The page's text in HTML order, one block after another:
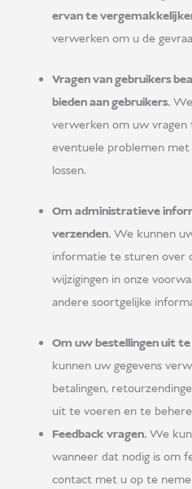
ervan te
verwerken om u de
Vragen van gebruikers
bieden aan gebruikers.
verwerken om uw
eventuele problemen met
lossen.
Om administratieve
verzenden. We kunnen
informatie te sturen over
wijzigingen in onze
andere soortgelijke
Om uw bestellingen uit
kunnen uw gegevens
betalingen,
uit te voeren en te
Feedback vragen. We
wanneer dat nodig is om
contact met u op te